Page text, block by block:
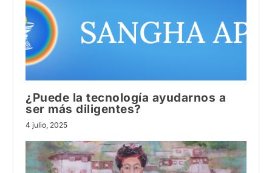
¿Puede la tecnología ayudarnos a
ser más diligentes?
4 julio, 2025